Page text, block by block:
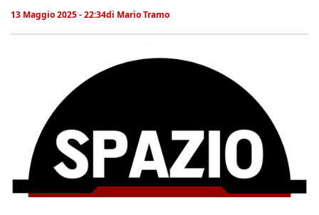
13 Maggio 2025 - 22:34di Mario Tramo